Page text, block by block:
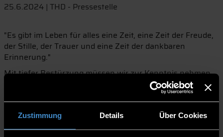
Zustimmung Details Über Cookies
25.6.2024 | THD - Pressestelle
"Es gibt im Leben für alles eine Zeit, eine Zeit der Freude,
der Stille, der Trauer und eine Zeit der dankbaren
Erinnerung."
Mit tiefer Bestürzung müssen wir zur Kenntnis nehmen,
dass ein neuerlicher Schicksalsschlag unsere Hochschule
getroffen hat. Schweren Herzens blicken wir auf die
traurige Nachricht, dass wir am 21. Juni 2024 mit Prof. Dr.
Stephan Gronwald ein überaus geschätztes Mitglied
unserer Hochschulfamilie viel zu früh verloren haben.